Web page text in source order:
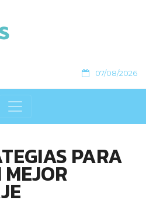
07/08/2026
PARA